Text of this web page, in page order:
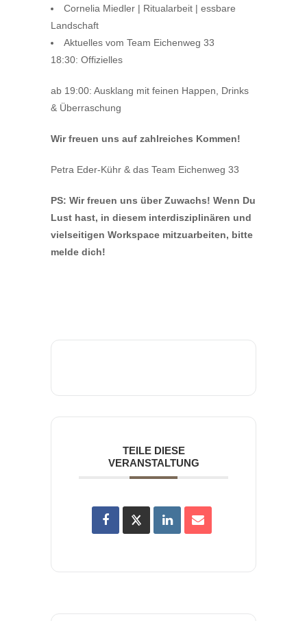
Cornelia Miedler | Ritualarbeit | essbare
Landschaft
Aktuelles vom Team Eichenweg 33
18:30: Offizielles
ab 19:00: Ausklang mit feinen Happen, Drinks
& Überraschung
Wir freuen uns auf zahlreiches Kommen!
Petra Eder-Kühr & das Team Eichenweg 33
PS: Wir freuen uns über Zuwachs! Wenn Du
Lust hast, in diesem interdisziplinären und
vielseitigen Workspace mitzuarbeiten, bitte
melde dich!
TEILE DIESE
VERANSTALTUNG